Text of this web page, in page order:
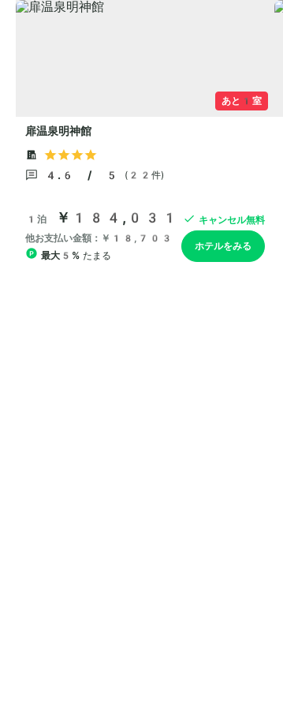
あと1室
扉温泉明神館
4.6 / 5 (22件)
1泊 ￥184,031
他お支払い金額：￥18,703
最大5% たまる
キャンセル無料
ホテルをみる